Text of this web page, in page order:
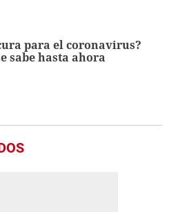
para el coronavirus?
sabe hasta ahora